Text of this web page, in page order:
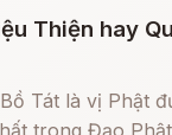
Thiện hay
Tát là vị Phật
trong Đạo